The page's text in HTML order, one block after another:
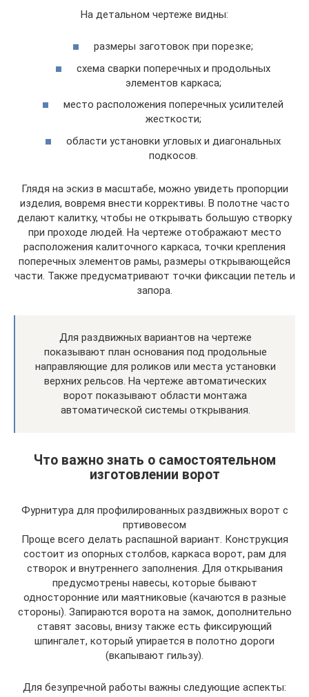
На детальном чертеже видны:
размеры заготовок при порезке;
схема сварки поперечных и продольных
элементов каркаса;
место расположения поперечных усилителей
жесткости;
области установки угловых и диагональных
подкосов.
Глядя на эскиз в масштабе, можно увидеть пропорции
изделия, вовремя внести коррективы. В полотне часто
делают калитку, чтобы не открывать большую створку
при проходе людей. На чертеже отображают место
расположения калиточного каркаса, точки крепления
поперечных элементов рамы, размеры открывающейся
части. Также предусматривают точки фиксации петель и
запора.
Для раздвижных вариантов на чертеже
показывают план основания под продольные
направляющие для роликов или места установки
верхних рельсов. На чертеже автоматических
ворот показывают области монтажа
автоматической системы открывания.
Что важно знать о самостоятельном
изготовлении ворот
Фурнитура для профилированных раздвижных ворот с
пртивовесом
Проще всего делать распашной вариант. Конструкция
состоит из опорных столбов, каркаса ворот, рам для
створок и внутреннего заполнения. Для открывания
предусмотрены навесы, которые бывают
односторонние или маятниковые (качаются в разные
стороны). Запираются ворота на замок, дополнительно
ставят засовы, внизу также есть фиксирующий
шпингалет, который упирается в полотно дороги
(вкапывают гильзу).
Для безупречной работы важны следующие аспекты: